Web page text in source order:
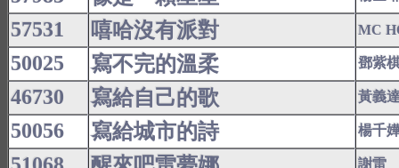
57531 嘻哈沒有派對 MC
50025 寫不完的溫柔 鄧紫
46730 寫給自己的歌 黃義
50056 寫給城市的詩 楊千
謝雷